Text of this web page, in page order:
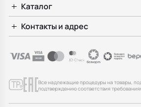
Каталог
Контакты и адрес
Все надлежащие процедуры на товары,
подтверждению соответствия